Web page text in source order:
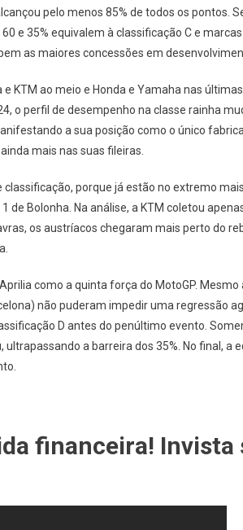
pelo menos 85% de todos os pontos.
e 35% equivalem à classificação C e
as maiores concessões em
KTM ao meio e Honda e Yamaha nas
o perfil de desempenho na classe rainha
a sua posição como o único
mais nas suas fileiras.
porque já estão no extremo
Bolonha. Na análise, a KTM coletou
os austríacos chegaram mais perto do
como a quinta força do MotoGP.
não puderam impedir uma regressão
D antes do penúltimo evento.
a barreira dos 35%. No final, a
financeira! Invista